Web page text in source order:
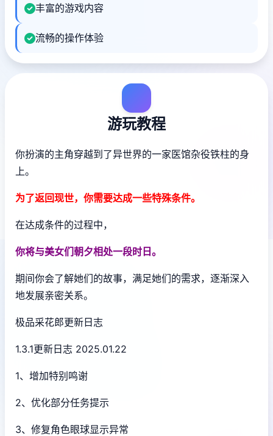
丰富的游戏内容
流畅的操作体验
游玩教程
你扮演的主角穿越到了异世界的一家医馆杂役铁柱的身
上。
为了返回现世，你需要达成一些特殊条件。
在达成条件的过程中，
你将与美女们朝夕相处一段时日。
期间你会了解她们的故事，满足她们的需求，逐渐深入
地发展亲密关系。
极品采花郎更新日志
1.3.1更新日志 2025.01.22
1、增加特别鸣谢
2、优化部分任务提示
3、修复角色眼球显示异常